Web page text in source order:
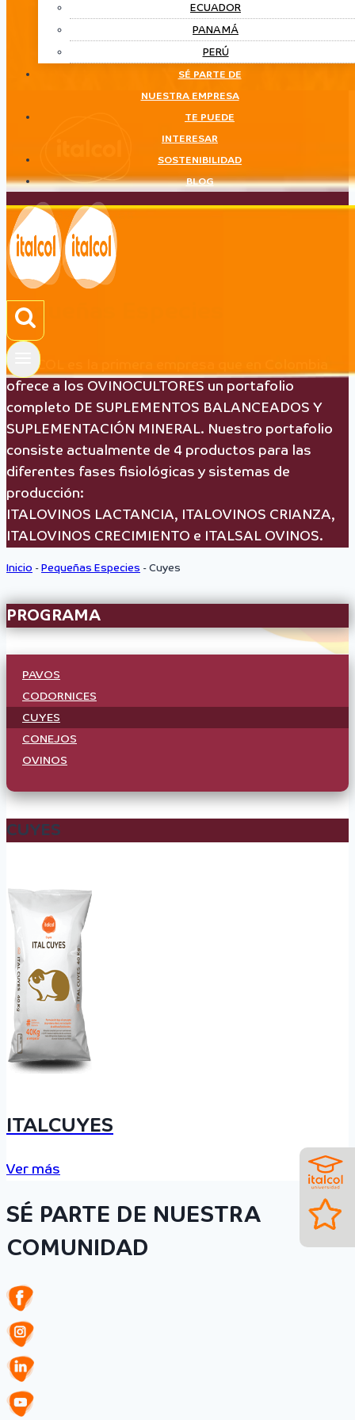
ECUADOR
PANAMÁ
PERÚ
SÉ PARTE DE
NUESTRA EMPRESA
TE PUEDE
INTERESAR
SOSTENIBILIDAD
BLOG
Pequeñas Especies
LÍNEA
Pequeñas Especies
ITALCOL es la primera empresa que en Colombia
ofrece a los OVINOCULTORES un portafolio
completo DE SUPLEMENTOS BALANCEADOS Y
SUPLEMENTACIÓN MINERAL. Nuestro portafolio
consiste actualmente de 4 productos para las
diferentes fases fisiológicas y sistemas de
producción:
ITALOVINOS LACTANCIA, ITALOVINOS CRIANZA,
ITALOVINOS CRECIMIENTO e ITALSAL OVINOS.
Inicio - Pequeñas Especies - Cuyes
PROGRAMA
PAVOS
CODORNICES
CUYES
CONEJOS
OVINOS
CUYES
ITALCUYES
Ver más
SÉ PARTE DE NUESTRA
COMUNIDAD